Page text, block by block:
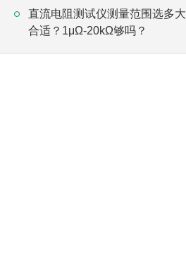
直流电阻测试仪测量范围选多大
合适？1μΩ-20kΩ够吗？